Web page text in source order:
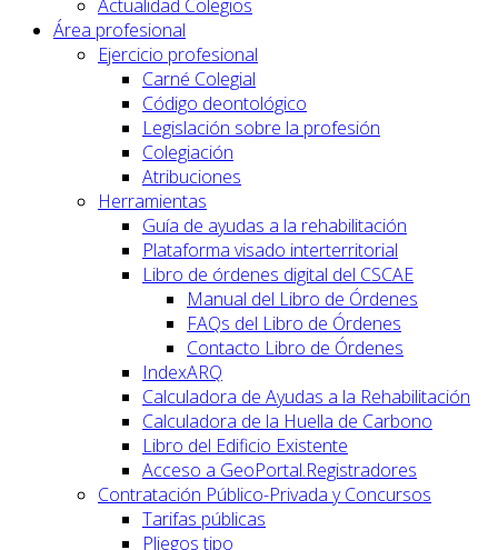
Actualidad Colegios
Área profesional
Ejercicio profesional
Carné Colegial
Código deontológico
Legislación sobre la profesión
Colegiación
Atribuciones
Herramientas
Guía de ayudas a la rehabilitación
Plataforma visado interterritorial
Libro de órdenes digital del CSCAE
Manual del Libro de Órdenes
FAQs del Libro de Órdenes
Contacto Libro de Órdenes
IndexARQ
Calculadora de Ayudas a la Rehabilitación
Calculadora de la Huella de Carbono
Libro del Edificio Existente
Acceso a GeoPortal.Registradores
Contratación Público-Privada y Concursos
Tarifas públicas
Pliegos tipo